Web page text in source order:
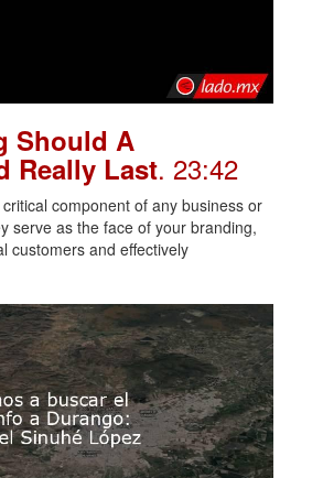
Should A
Really Last. 23:42
component of any business or
serve as the face of your branding,
customers and effectively